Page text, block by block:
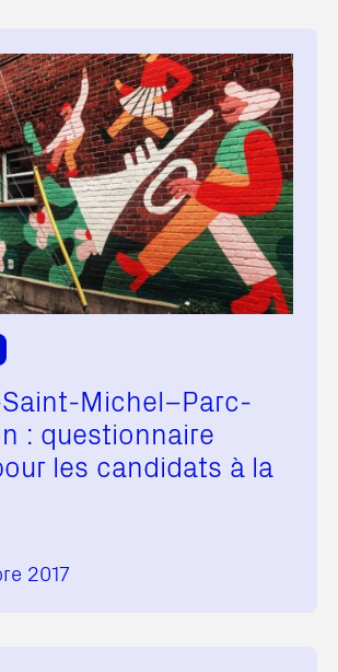
Michel–Parc-
: questionnaire
les candidats à la
2017